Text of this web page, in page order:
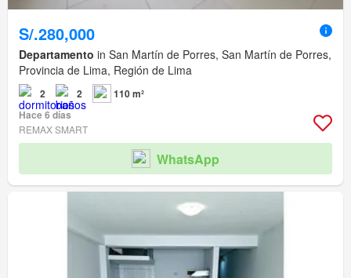
S/.280,000
Departamento in San Martín de Porres, San Martín de Porres,
Provincia de Lima, Región de Lima
2 2
110 m²
Hace 6 días
REMAX SMART
WhatsApp